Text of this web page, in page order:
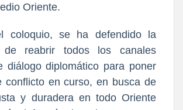
Oriente.
coloquio, se ha defendido la
de reabrir todos los canales
diálogo diplomático para poner
conflicto en curso, en busca de
y duradera en todo Oriente